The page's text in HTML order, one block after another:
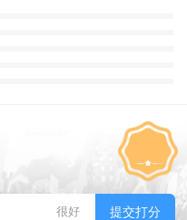
很好 提交打分